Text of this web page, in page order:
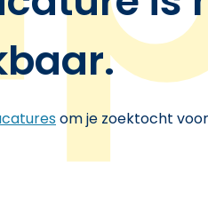
om je zoektocht